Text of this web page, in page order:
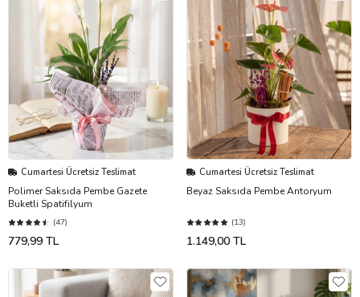
Cumartesi Ücretsiz Teslimat
Polimer Saksıda Pembe Gazete
Buketli Spatifilyum
(47)
779,99 TL
Cumartesi Ücretsiz Teslimat
Beyaz Saksıda Pembe Antoryum
(13)
1.149,00 TL